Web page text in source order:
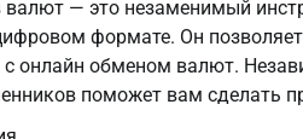
— это незаменимый
формате. Он
онлайн обменом валют.
поможет вам сделать